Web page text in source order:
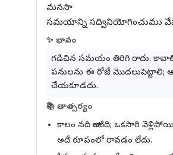
మనసా
✨ భావం
గడిచిన సమయం తిరిగి రాదు.
పనులను ఈ రోజే మొదలుపెట్టాలి;
చేయకూడదు.
📚 తాత్పర్యం
కాలం నది లాంటిది; ఒకసారి
అదే రూపంలో రావడం లేదు.